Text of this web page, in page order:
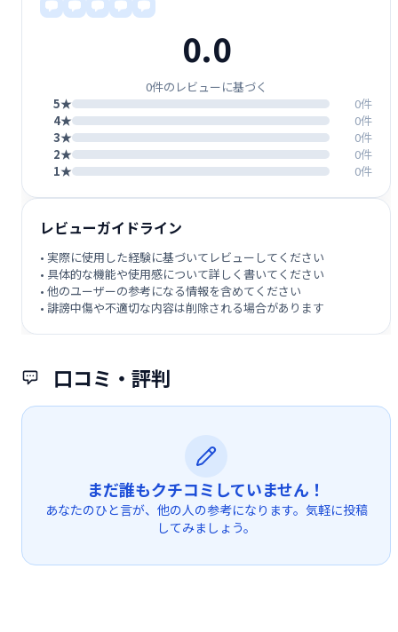
口コミ・評判
まだ誰もクチコミしていません！
あなたのひと言が、他の人の参考になります。気軽に投稿
してみましょう。
0.0
0件のレビューに基づく
5★
0件
4★
0件
3★
0件
2★
0件
1★
0件
レビューガイドライン
• 実際に使用した経験に基づいてレビューしてください
• 具体的な機能や使用感について詳しく書いてください
• 他のユーザーの参考になる情報を含めてください
• 誹謗中傷や不適切な内容は削除される場合があります